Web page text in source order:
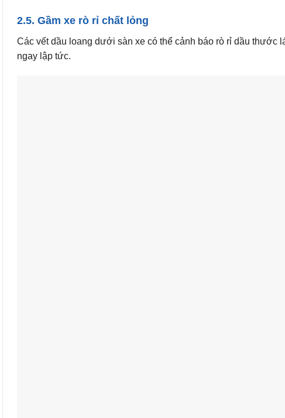
2.5. Gầm xe rò rỉ chất lỏng
Các vết dầu loang dưới sàn xe có thể cảnh báo rò rỉ dầu
ngay lập tức.